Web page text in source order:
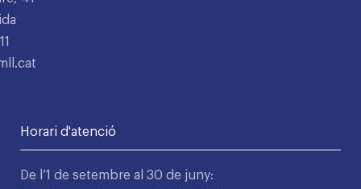
Horari d'atenció
De l’1 de setembre al 30 de juny: